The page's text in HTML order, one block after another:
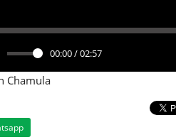
00:00/02:57
Chamula